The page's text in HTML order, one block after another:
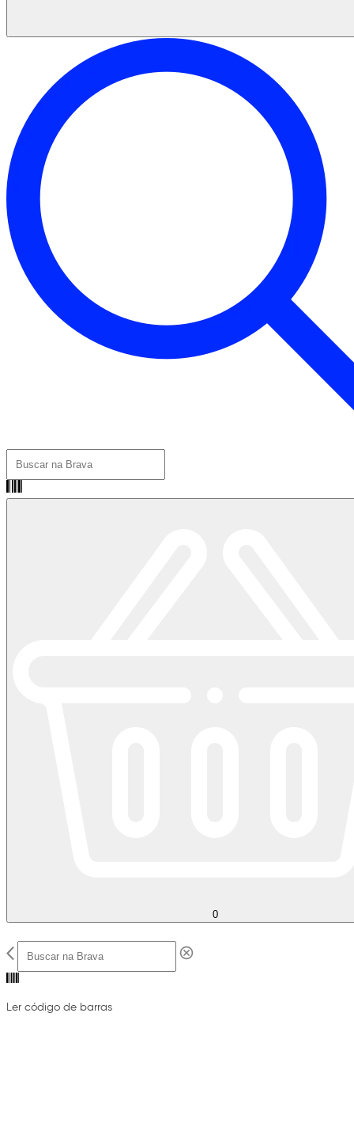
0
Ler código de barras